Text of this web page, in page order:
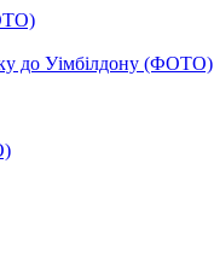
до Уімбілдону (ФОТО)